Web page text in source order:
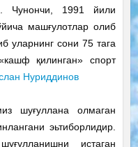
Чунончи, 1991 йили
машғулотлар олиб
уларнинг сони 75 тага
қилинган» спорт
шуғуллана олмаган
эьтиборлидир.
истаган